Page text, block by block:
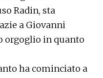
Radin, sta
a Giovanni
orgoglio in quanto
ha cominciato a